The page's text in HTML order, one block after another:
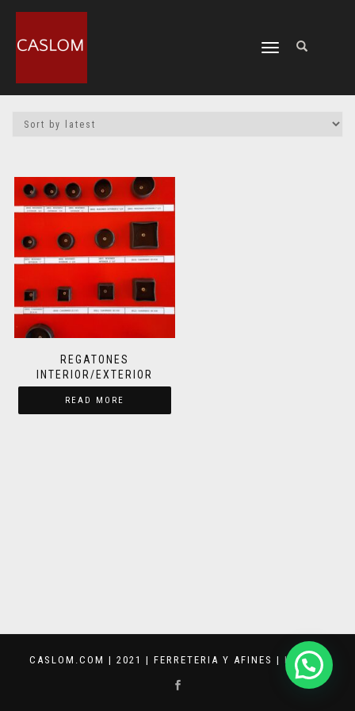
CAMBIAR
REGATONES
INTERIOR/EXTERIOR
READ MORE
CASLOM.COM | 2021 | FERRETERIA Y AFINES | KEVVAR